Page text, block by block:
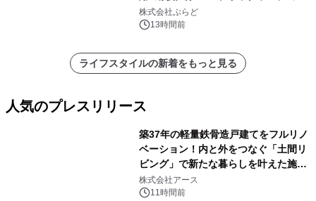
プール グランピングとトレーラーハウ
スの2施設で
株式会社ぷらど
13時間前
ライフスタイルの新着をもっと見る
人気のプレスリリース
築37年の軽量鉄骨造戸建てをフルリノ
ベーション！内と外をつなぐ「土間リ
ビング」で新たな暮らしを叶えた施工
事例を株式会社アースが公開
株式会社アース
11時間前